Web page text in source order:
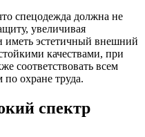
спецодежда должна не
увеличивая
иметь эстетичный внешний
качествами, при
соответствовать всем
охране труда.
спектр